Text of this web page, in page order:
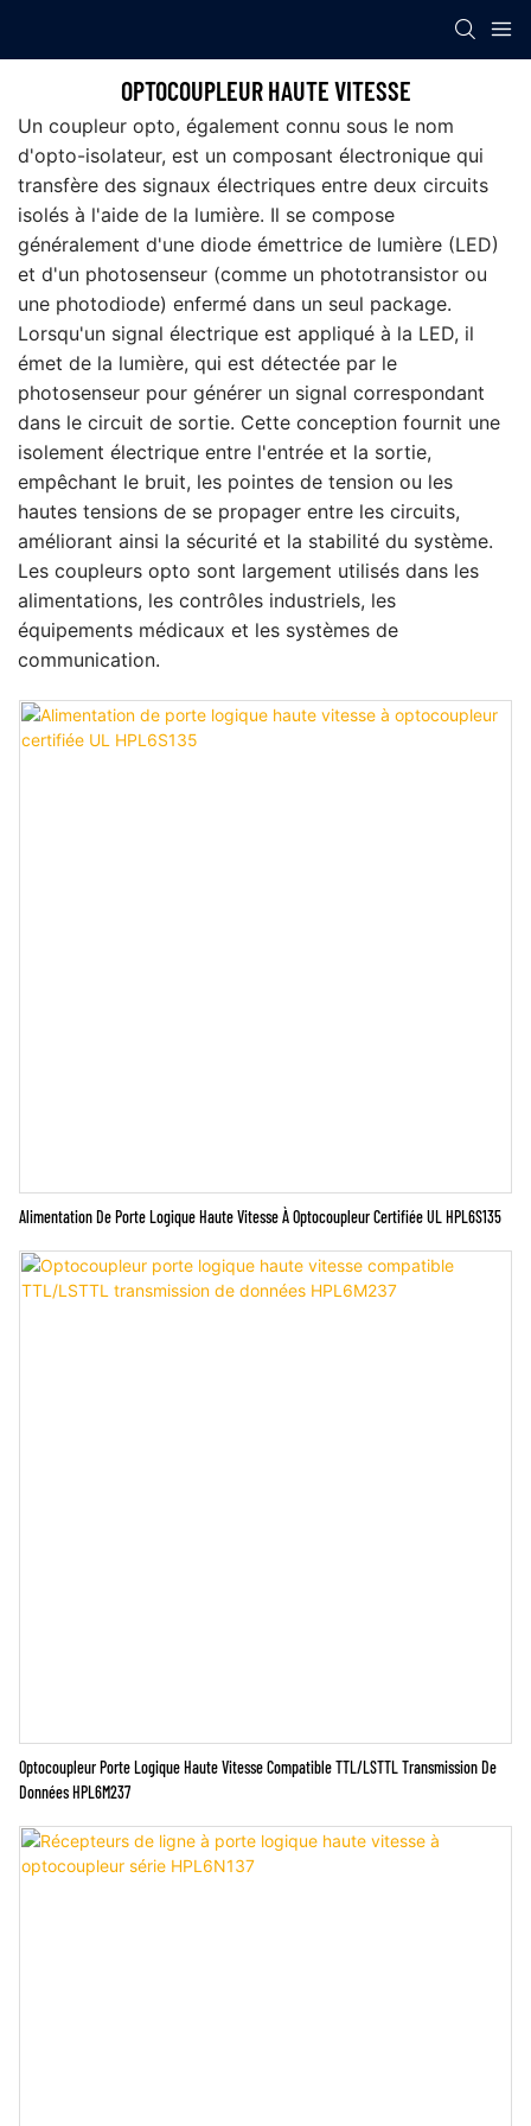
OPTOCOUPLEUR HAUTE VITESSE
Un coupleur opto, également connu sous le nom
d'opto-isolateur, est un composant électronique qui
transfère des signaux électriques entre deux circuits
isolés à l'aide de la lumière. Il se compose
généralement d'une diode émettrice de lumière (LED)
et d'un photosenseur (comme un phototransistor ou
une photodiode) enfermé dans un seul package.
Lorsqu'un signal électrique est appliqué à la LED, il
émet de la lumière, qui est détectée par le
photosenseur pour générer un signal correspondant
dans le circuit de sortie. Cette conception fournit une
isolement électrique entre l'entrée et la sortie,
empêchant le bruit, les pointes de tension ou les
hautes tensions de se propager entre les circuits,
améliorant ainsi la sécurité et la stabilité du système.
Les coupleurs opto sont largement utilisés dans les
alimentations, les contrôles industriels, les
équipements médicaux et les systèmes de
communication.
Alimentation De Porte Logique Haute Vitesse À Optocoupleur Certifiée UL HPL6S135
Optocoupleur Porte Logique Haute Vitesse Compatible TTL/LSTTL Transmission De
Données HPL6M237